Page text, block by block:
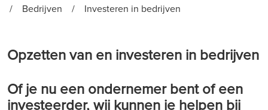
/
Bedrijven / Investeren in bedrijven
Opzetten van en investeren in bedrijven
Of je nu een ondernemer bent of een
investeerder, wij kunnen je helpen bij